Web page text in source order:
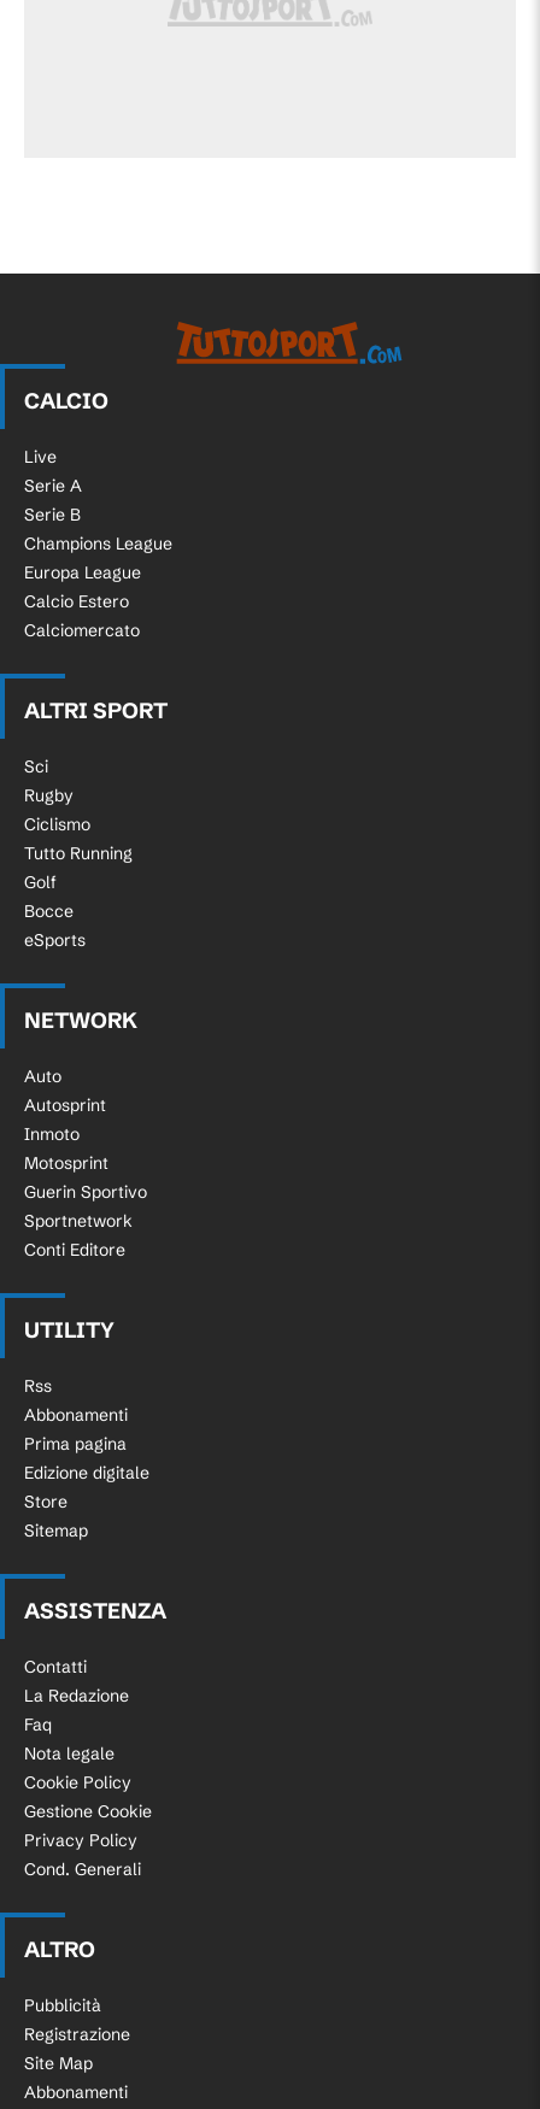
CALCIO
Live
Serie A
Serie B
Champions League
Europa League
Calcio Estero
Calciomercato
ALTRI SPORT
Sci
Rugby
Ciclismo
Tutto Running
Golf
Bocce
eSports
NETWORK
Auto
Autosprint
Inmoto
Motosprint
Guerin Sportivo
Sportnetwork
Conti Editore
UTILITY
Rss
Abbonamenti
Prima pagina
Edizione digitale
Store
Sitemap
ASSISTENZA
Contatti
La Redazione
Faq
Nota legale
Cookie Policy
Gestione Cookie
Privacy Policy
Cond. Generali
ALTRO
Pubblicità
Registrazione
Site Map
Abbonamenti